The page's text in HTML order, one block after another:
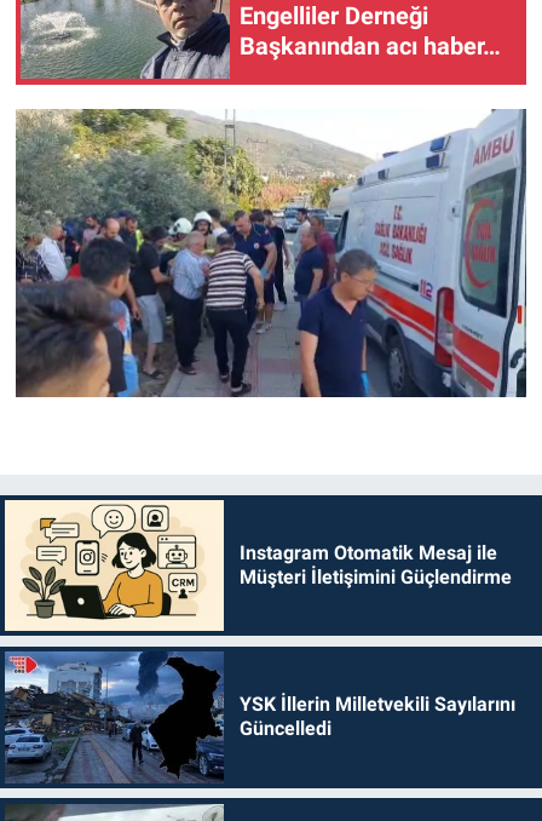
Engelliler Derneği
Başkanından acı haber…
Instagram Otomatik Mesaj ile
Müşteri İletişimini Güçlendirme
YSK İllerin Milletvekili Sayılarını
Güncelledi